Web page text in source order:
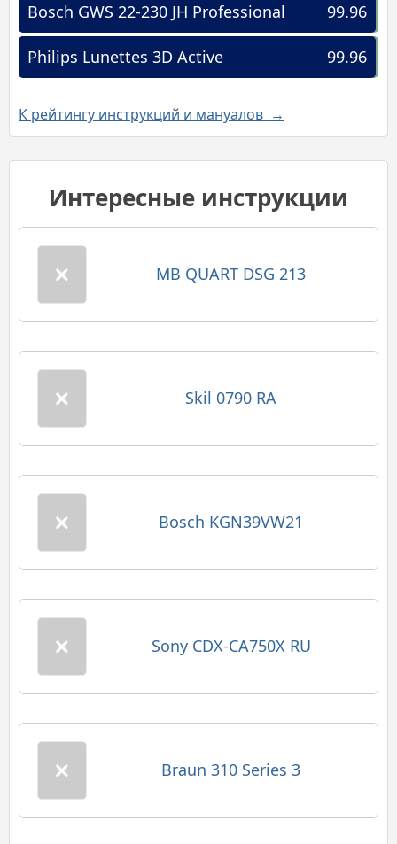
99.96
Bosch GWS 22-230 JH Professional
99.96
Philips Lunettes 3D Active
К рейтингу инструкций и мануалов →
Интересные инструкции
MB QUART DSG 213
Skil 0790 RA
Bosch KGN39VW21
Sony CDX-CA750X RU
Braun 310 Series 3